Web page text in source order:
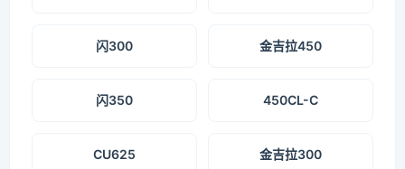
闪300 金吉拉450
闪350 450CL-C
CU625 金吉拉300